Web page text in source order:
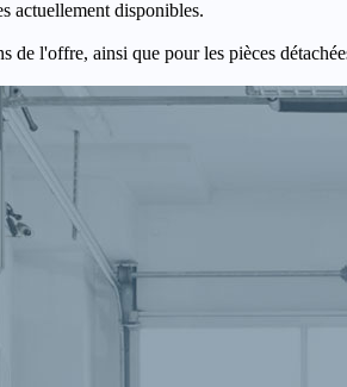
actuellement disponibles.
de l'offre, ainsi que pour les pièces